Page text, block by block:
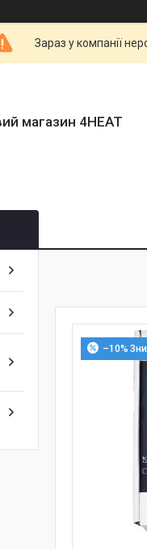
Зараз у компанії
магазин 4HEAT
–10%